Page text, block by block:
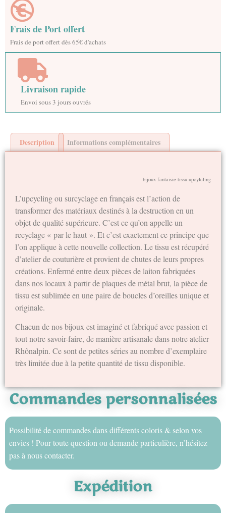
Frais de Port offert
Frais de port offert dès 65€ d'achats
Livraison rapide
Envoi sous 3 jours ouvrés
Description Informations complémentaires
bijoux fantaisie tissu upcylcling
L’upcycling ou surcyclage en français est l’action de
transformer des matériaux destinés à la destruction en un
objet de qualité supérieure. C’est ce qu’on appelle un
recyclage « par le haut ». Et c’est exactement ce principe que
l’on applique à cette nouvelle collection. Le tissu est récupéré
d’atelier de couturière et provient de chutes de leurs propres
créations. Enfermé entre deux pièces de laiton fabriquées
dans nos locaux à partir de plaques de métal brut, la pièce de
tissu est sublimée en une paire de boucles d’oreilles unique et
originale.
Chacun de nos bijoux est imaginé et fabriqué avec passion et
tout notre savoir-faire, de manière artisanale dans notre atelier
Rhônalpin. Ce sont de petites séries au nombre d’exemplaire
très limitée due à la petite quantité de tissu disponible.
Commandes personnalisées
Possibilité de commandes dans différents coloris & selon vos
envies ! Pour toute question ou demande particulière, n’hésitez
pas à nous contacter.
Expédition